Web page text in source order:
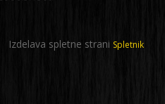
Izdelava spletne strani Spletnik